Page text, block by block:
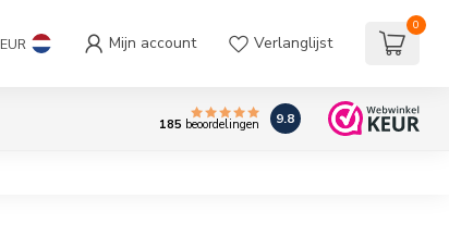
EUR Mijn account Verlanglijst
0
185 beoordelingen 9.8